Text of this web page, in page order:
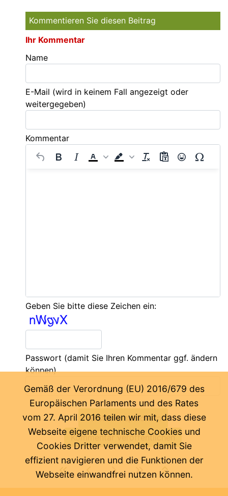
Kommentieren Sie diesen Beitrag
Ihr Kommentar
Name
E-Mail (wird in keinem Fall angezeigt oder
weitergegeben)
Kommentar
Geben Sie bitte diese Zeichen ein:
Passwort (damit Sie Ihren Kommentar ggf. ändern
können)
Gemäß der Verordnung (EU) 2016/679 des
Europäischen Parlaments und des Rates
vom 27. April 2016 teilen wir mit, dass diese
Webseite eigene technische Cookies und
Cookies Dritter verwendet, damit Sie
effizient navigieren und die Funktionen der
Webseite einwandfrei nutzen können.